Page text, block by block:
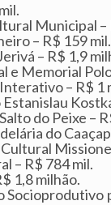
Municipal –
– R$ 159 mil.
– R$ 1,9
e Memorial
– R$ 1
do Peixe –
do
– R$ 784 mil.
1,8 milhão.